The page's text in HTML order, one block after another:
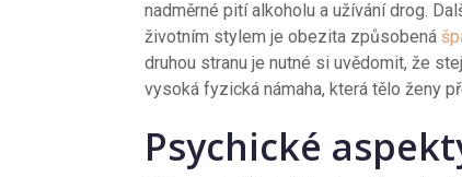
nadměrné pití alkoholu a užívání drog.
životním stylem je obezita způsobená
druhou stranu je nutné si uvědomit, že
vysoká fyzická námaha, která tělo ženy
Psychické